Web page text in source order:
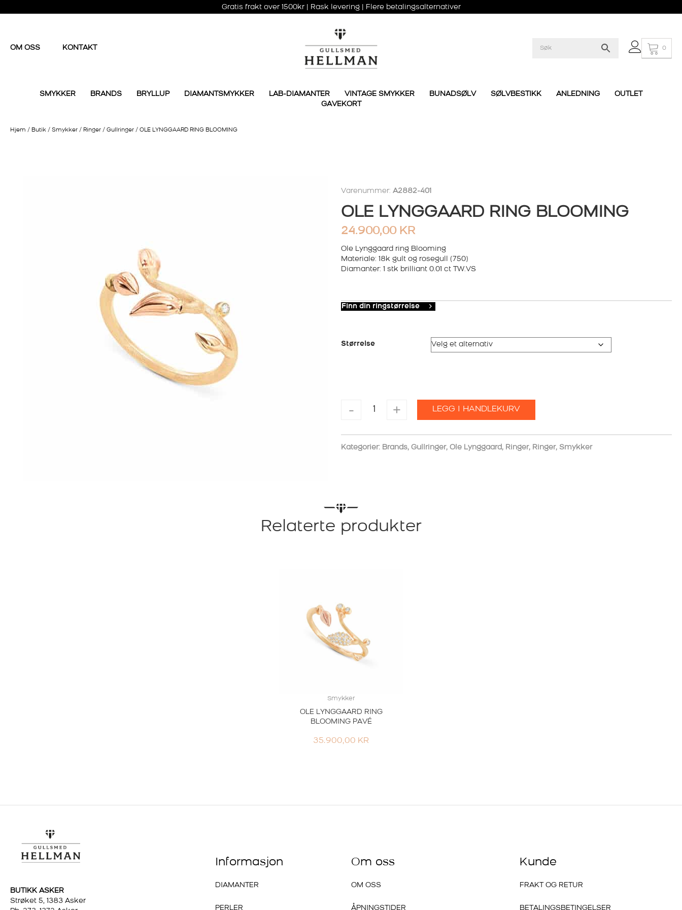
Gratis frakt over 1500kr | Rask levering | Flere betalingsalternativer
OM OSS KONTAKT 0
SMYKKER BRANDS BRYLLUP DIAMANTSMYKKER LAB-DIAMANTER VINTAGE SMYKKER BUNADSØLV SØLVBESTIKK ANLEDNING
OUTLET
GAVEKORT
Hjem / Butik / Smykker / Ringer / Gullringer / OLE LYNGGAARD RING BLOOMING
Varenummer: A2882-401
OLE LYNGGAARD RING BLOOMING
24.900,00 KR
Ole Lynggaard ring Blooming
Materiale: 18k gult og rosegull (750)
Diamanter: 1 stk brilliant 0.01 ct TW.VS
Finn din ringstørrelse
Størrelse
-
OLE
LYNGGAARD
BLOOMING
antall
+ LEGG I HANDLEKURV
Kategorier: Brands, Gullringer, Ole Lynggaard, Ringer, Ringer, Smykker
Relaterte produkter
Smykker
OLE LYNGGAARD RING
BLOOMING PAVÉ
35.900,00 KR
BUTIKK ASKER
Strøket 5, 1383 Asker
Informasjon
DIAMANTER
PERLER
Om oss
OM OSS
ÅPNINGSTIDER
Kunde
FRAKT OG RETUR
BETALINGSBETINGELSER